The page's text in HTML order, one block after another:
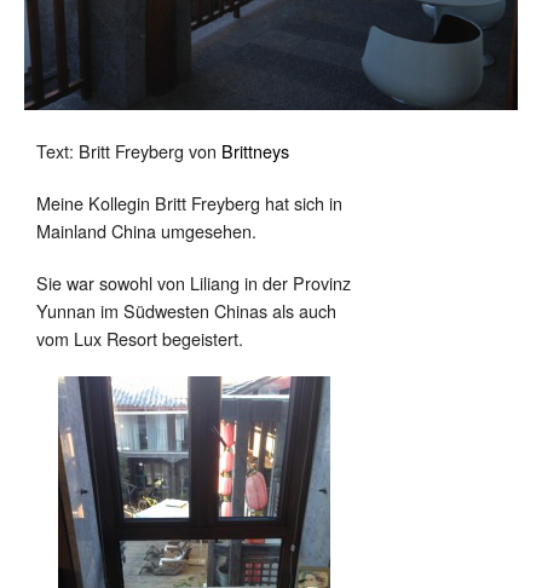
Text: Britt Freyberg von Brittneys
Meine Kollegin Britt Freyberg hat sich in
Mainland China umgesehen.
Sie war sowohl von Liliang in der Provinz
Yunnan im Südwesten Chinas als auch
vom Lux Resort begeistert.